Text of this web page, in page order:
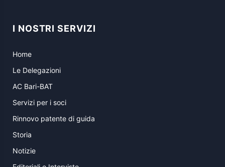
I NOSTRI SERVIZI
Home
Le Delegazioni
AC Bari-BAT
Servizi per i soci
Rinnovo patente di guida
Storia
Notizie